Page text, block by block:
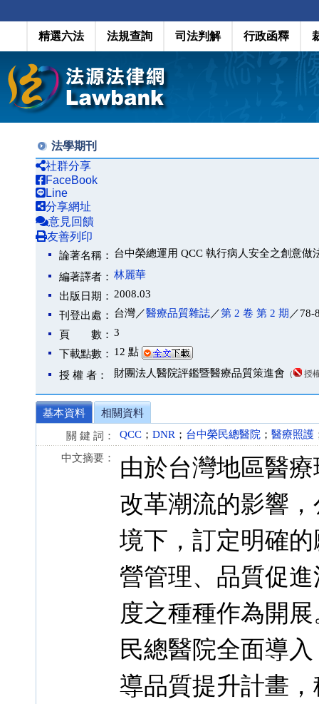
精選六法 法規查詢 司法判解 行政函釋
法學期刊
社群分享
FaceBook
Line
分享網址
意見回饋
友善列印
論著名稱： 台中榮總運用 QCC 執行病人安全之創意做
編著譯者： 林麗華
出版日期： 2008.03
刊登出處： 台灣／醫療品質雜誌／第 2 卷 第 2 期 ／78-
頁 數： 3
下載點數： 12 點
授 權 者： 財團法人醫院評鑑暨醫療品質策進會 （ 授
基本資料
相關資料
關 鍵 詞：
QCC ； DNR ； 台中榮民總醫院 ； 醫療照護
中文摘要：
由於台灣地區醫
改革潮流的影響
境下，訂定明確
營管理、品質促
度之種種作為開
民總醫院全面導
導品質提升計畫